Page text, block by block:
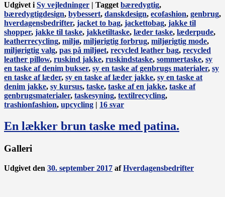
Udgivet i Sy vejledninger | Tagget bæredygtig,
bæredygtigdesign, bybessert, danskdesign, ecofashion, genbrug,
hverdagensbedrifter, jacket to bag, jackettobag, jakke til
shopper, jakke til taske, jakketiltaske, læder taske, læderpude,
leatherrecycling, miljø, miljørigtig forbrug, miljørigtig mode,
miljørigtig valg, pas på miljøet, recycled leather bag, recycled
leather pillow, ruskind jakke, ruskindstaske, sommertaske, sy
en taske af denim bukser, sy en taske af genbrugs materialer, sy
en taske af læder, sy en taske af læder jakke, sy en taske at
denim jakke, sy kursus, taske, taske af en jakke, taske af
genbrugsmaterialer, taskesyning, textilrecycling,
trashionfashion, upcycling | 16 svar
En lækker brun taske med patina.
Galleri
Udgivet den 30. september 2017 afHverdagensbedrifter